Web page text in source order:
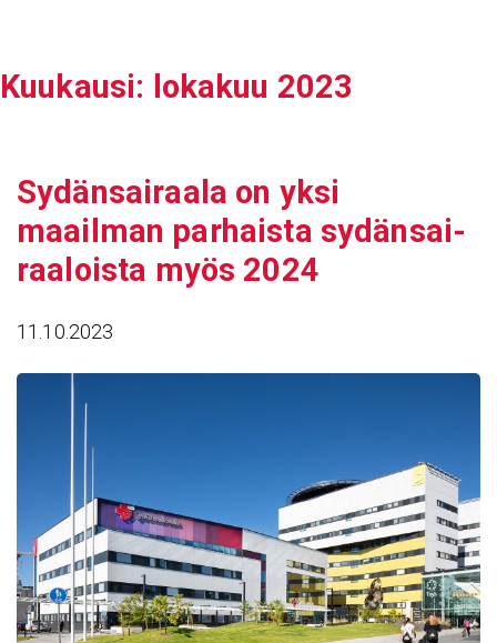
Kuukausi: lokakuu 2023
Sydän­sai­raala on yksi
maailman parhaista sydän­sai­
raa­loista myös 2024
11.10.2023